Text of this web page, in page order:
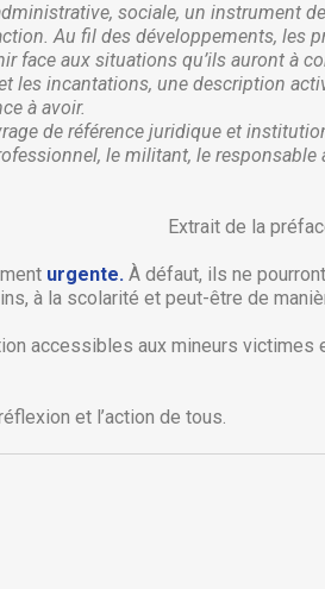
×
×
des produits à votre liste
sociale, un instrument
Au fil des développements, les
aux situations qu’ils auront à
les incantations, une description
à avoir.
de référence juridique et
le militant, le
Extrait de la
urgente. À défaut, ils ne
à la scolarité et peut-être de
accessibles aux mineurs victimes
et l’action de tous.